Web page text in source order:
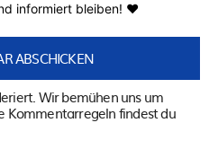
informiert bleiben! ♥
Wir bemühen uns um
Kommentarregeln findest du